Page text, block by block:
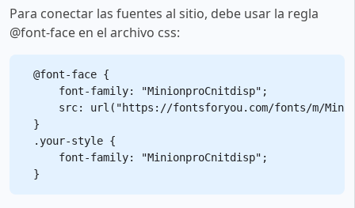
Para conectar las fuentes al sitio, debe usar la regla
@font-face en el archivo css:
@font-face {
    font-family: "MinionproCnitdisp";
src: url("https://fontsforyou.com/fonts/m/
}
.your-style {
    font-family: "MinionproCnitdisp";